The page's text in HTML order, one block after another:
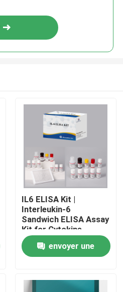
IL6 ELISA Kit |
Interleukin-6
Sandwich ELISA Assay
Kit for Cytokine
Quantitative Detection
in Biological Samples,
Serum, Plasma, Cell
envoyer une